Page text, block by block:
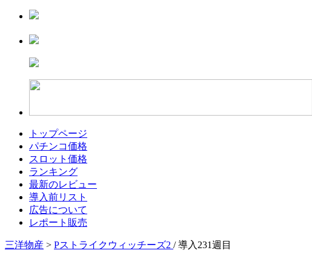
トップページ
パチンコ価格
スロット価格
ランキング
最新のレビュー
導入前リスト
広告について
レポート販売
三洋物産 > Pストライクウィッチーズ2 / 導入231週目